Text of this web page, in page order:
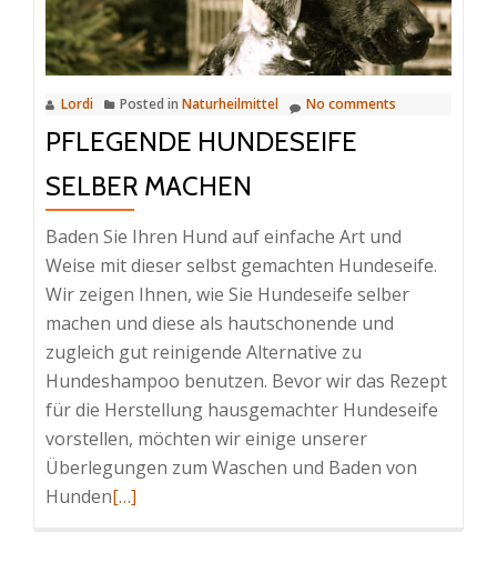
Lordi Posted in Naturheilmittel No comments
PFLEGENDE HUNDESEIFE
SELBER MACHEN
Baden Sie Ihren Hund auf einfache Art und
Weise mit dieser selbst gemachten Hundeseife.
Wir zeigen Ihnen, wie Sie Hundeseife selber
machen und diese als hautschonende und
zugleich gut reinigende Alternative zu
Hundeshampoo benutzen. Bevor wir das Rezept
für die Herstellung hausgemachter Hundeseife
vorstellen, möchten wir einige unserer
Überlegungen zum Waschen und Baden von
HundenRead
[…]